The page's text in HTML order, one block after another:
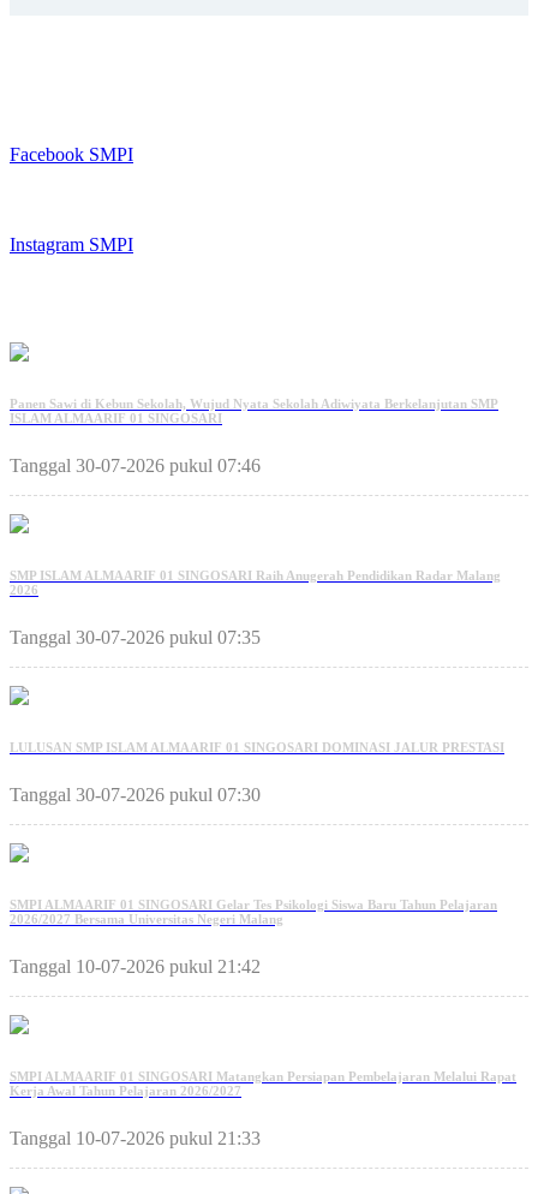
Facebook SMPI
Instagram SMPI
Panen Sawi di Kebun Sekolah, Wujud Nyata Sekolah Adiwiyata Berkelanjutan SMP
ISLAM ALMAARIF 01 SINGOSARI
Tanggal 30-07-2026 pukul 07:46
SMP ISLAM ALMAARIF 01 SINGOSARI Raih Anugerah Pendidikan Radar Malang
2026
Tanggal 30-07-2026 pukul 07:35
LULUSAN SMP ISLAM ALMAARIF 01 SINGOSARI DOMINASI JALUR PRESTASI
Tanggal 30-07-2026 pukul 07:30
SMPI ALMAARIF 01 SINGOSARI Gelar Tes Psikologi Siswa Baru Tahun Pelajaran
2026/2027 Bersama Universitas Negeri Malang
Tanggal 10-07-2026 pukul 21:42
SMPI ALMAARIF 01 SINGOSARI Matangkan Persiapan Pembelajaran Melalui Rapat
Kerja Awal Tahun Pelajaran 2026/2027
Tanggal 10-07-2026 pukul 21:33